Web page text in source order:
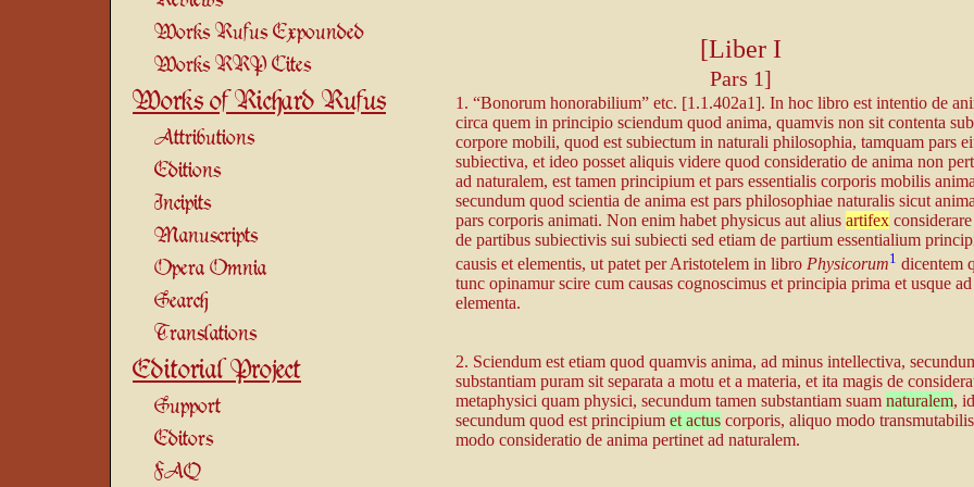
Works Rufus Expounded
Works RRP Cites
Works of Richard Rufus
Attributions
Editions
Incipits
Manuscripts
Opera Omnia
Search
Translations
Editorial Project
Support
Editors
FAQ
[Liber I
Pars 1]
1. “Bonorum honorabilium” etc. [1.1.402a1]. In hoc libro est intentio de
circa quem in principio sciendum quod anima, quamvis non sit contenta sub
corpore mobili, quod est subiectum in naturali philosophia, tamquam pars
subiectiva, et ideo posset aliquis videre quod consideratio de anima non
ad naturalem, est tamen principium et pars essentialis corporis mobilis
secundum quod scientia de anima est pars philosophiae naturalis sicut
pars corporis animati. Non enim habet physicus aut alius artifex
de partibus subiectivis sui subiecti sed etiam de partium essentialium
causis et elementis, ut patet per Aristotelem in libro Physicorum1 dicentem
tunc opinamur scire cum causas cognoscimus et principia prima et usque ad
elementa.
2. Sciendum est etiam quod quamvis anima, ad minus intellectiva,
substantiam puram sit separata a motu et a materia, et ita magis de
metaphysici quam physici, secundum tamen substantiam suam naturalem,
secundum quod est principium et actuscorporis, aliquo modo
modo consideratio de anima pertinet ad naturalem.